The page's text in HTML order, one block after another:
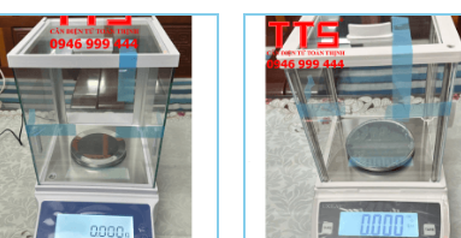
Add to
Wishlist
Add